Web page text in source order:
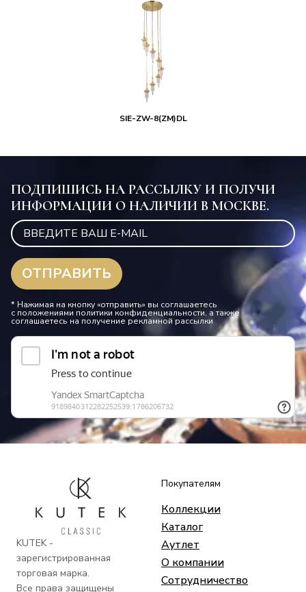
SIE-ZW-8(ZM)DL
ПОДПИШИСЬ НА РАССЫЛКУ И ПОЛУЧИ
ИНФОРМАЦИИ О НАЛИЧИИ В МОСКВЕ.
* Нажимая на кнопку «отправить» вы соглашаетесь
с положениями политики конфиденциальности, а также
соглашаетесь на получение рекламной рассылки
KUTEK -
зарегистрированная
торговая марка.
Все права защищены
Покупателям
Коллекции
Каталог
Аутлет
О компании
Сотрудничество